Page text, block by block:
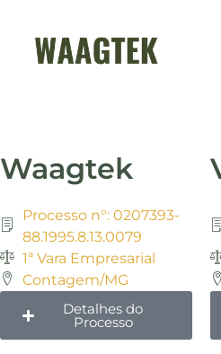
Waagtek
Processo n°: 0207393-
88.1995.8.13.0079
1ª Vara Empresarial
Contagem/MG
Detalhes do
Processo